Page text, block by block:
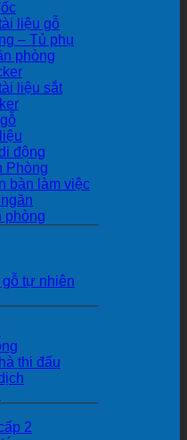
liệu gỗ
– Tủ phụ
phòng
liệu sắt
động
Phòng
bàn làm việc
phòng
tự nhiên
thi đấu
2